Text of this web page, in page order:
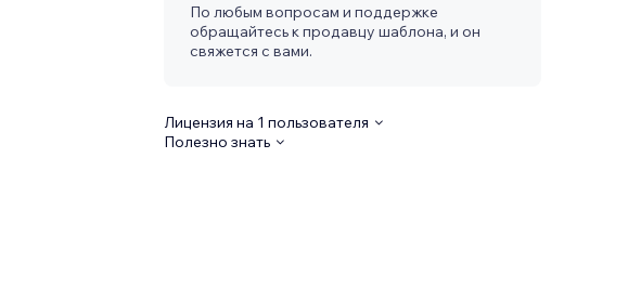
По любым вопросам и поддержке
обращайтесь к продавцу шаблона, и он
свяжется с вами.
Лицензия на 1 пользователя
Полезно знать